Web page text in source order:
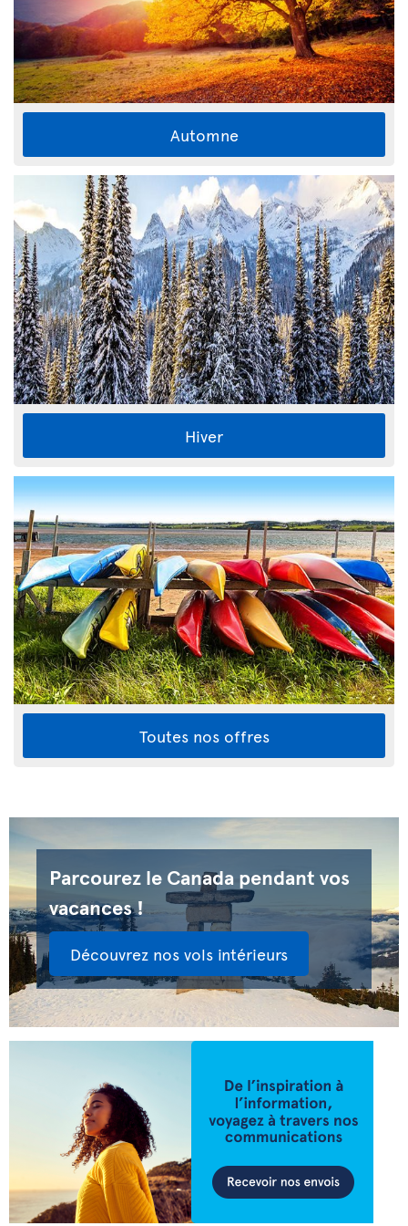
Automne
Hiver
Toutes nos offres
Parcourez le Canada pendant vos
vacances !
Découvrez nos vols intérieurs